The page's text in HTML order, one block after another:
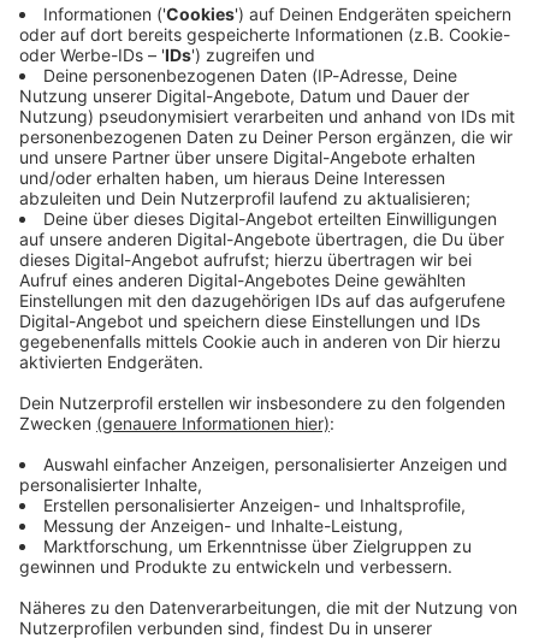
Immer auf dem Laufenden
bleiben!
Verpass' nichts mehr - mit unserem kostenlosen
ANTENNE BAYERN Newsletter. Ob Nachrichten,
Lifestyle oder unsere neuesten Aktionen - wir
informieren dich.
Zum Newsletter anmelden
Du möchtest uns etwas sagen?